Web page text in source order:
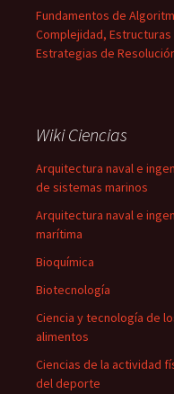
Fundamentos de
Complejidad, Estructuras
Estrategias de
Wiki Ciencias
Arquitectura naval e
de sistemas marinos
Arquitectura naval e
marítima
Bioquímica
Biotecnología
Ciencia y tecnología de
alimentos
Ciencias de la actividad
del deporte